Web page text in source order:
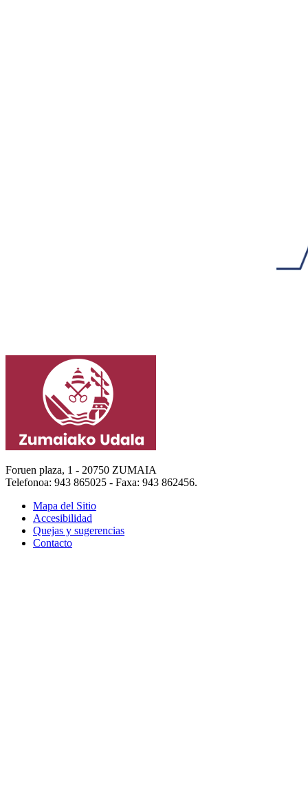
Foruen plaza, 1 - 20750 ZUMAIA
Telefonoa: 943 865025 - Faxa: 943 862456.
Mapa del Sitio
Accesibilidad
Quejas y sugerencias
Contacto